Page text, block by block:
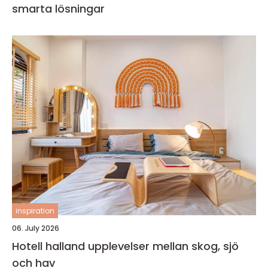
smarta lösningar
inspiration
06. July 2026
Hotell halland upplevelser mellan skog, sjö
och hav